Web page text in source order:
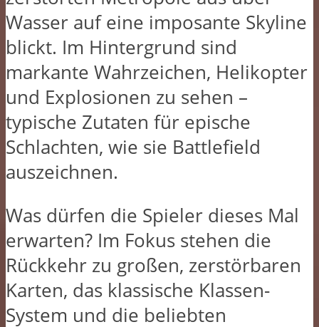
Wasser auf eine imposante Skyline
blickt. Im Hintergrund sind
markante Wahrzeichen, Helikopter
und Explosionen zu sehen –
typische Zutaten für epische
Schlachten, wie sie Battlefield
auszeichnen.
Was dürfen die Spieler dieses Mal
erwarten? Im Fokus stehen die
Rückkehr zu großen, zerstörbaren
Karten, das klassische Klassen-
System und die beliebten